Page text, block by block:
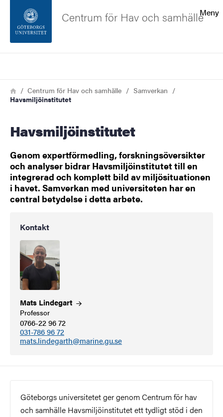
Sidfoten
Om webbplatsen
Meny
Centrum för Hav och samhälle
Länkstig
HemCentrum för Hav och samhälle
Samverkan
Havsmiljöinstitutet
Havsmiljöinstitutet
Genom expertförmedling, forskningsöversikter
och analyser bidrar Havsmiljöinstitutet till en
integrerad och komplett bild av miljösituationen
i havet. Samverkan med universiteten har en
central betydelse i detta arbete.
Kontakt
Mats Lindegart
Professor
0766-22 96 72
031-786 96 72
mats.lindegarth@marine.gu.se
Göteborgs universitetet ger genom Centrum för hav
och samhälle Havsmiljöinstitutet ett tydligt stöd i den